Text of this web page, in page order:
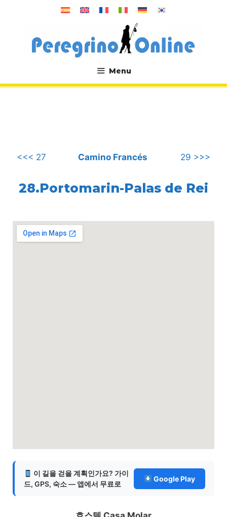
뛰
Menu
.
<<< 27 Camino Francés 29 >>>
28.Portomarin-Palas de Rei
이 길을 걷을 계획인가요? 가이
드, GPS, 숙소 — 앱에서 무료로
Google Play